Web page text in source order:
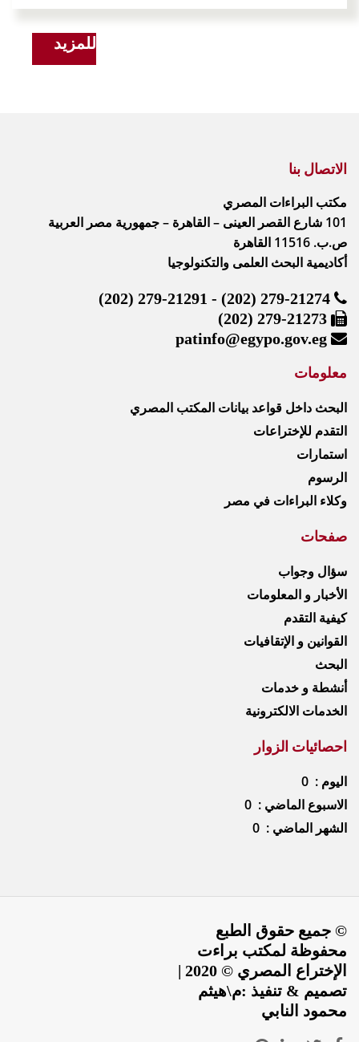
للمزيد
الاتصال بنا
مكتب البراءات المصري
101 شارع القصر العينى – القاهرة – جمهورية مصر العربية
ص.ب. 11516 القاهرة
أكاديمية البحث العلمى والتكنولوجيا
(202) 279-21291 - (202) 279-21274
(202) 279-21273
patinfo@egypo.gov.eg
معلومات
البحث داخل قواعد بيانات المكتب المصري
التقدم للإختراعات
استمارات
الرسوم
وكلاء البراءات في مصر
صفحات
سؤال وجواب
الأخبار و المعلومات
كيفية التقدم
القوانين و الإتقافيات
البحث
أنشطة و خدمات
الخدمات الالكترونية
احصائيات الزوار
اليوم : 0
الاسبوع الماضي : 0
الشهر الماضي : 0
© جميع حقوق الطبع
محفوظة لمكتب براءت
الإختراع المصري © 2020 |
تصميم & تنفيذ :م\هيثم
محمود النابي